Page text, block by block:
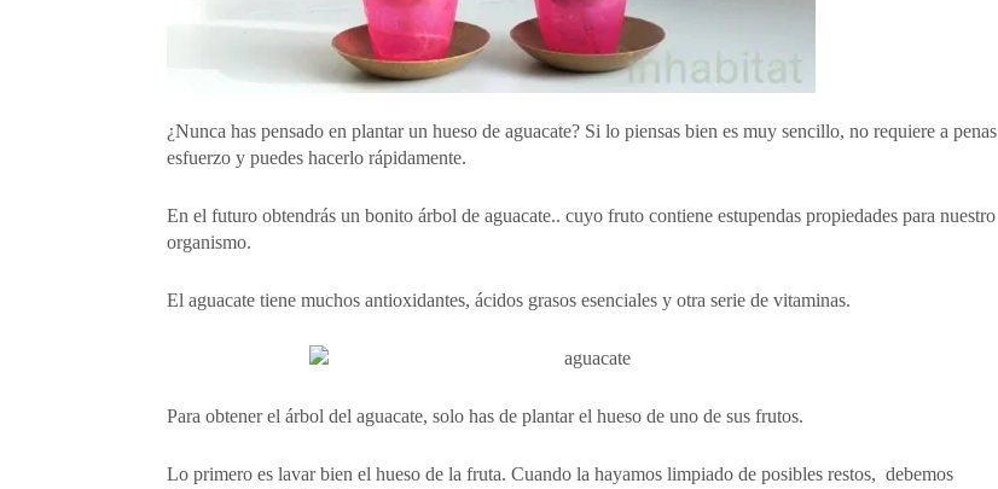
¿Nunca has pensado en plantar un hueso de aguacate? Si lo piensas bien es muy sencillo, no requiere a penas
esfuerzo y puedes hacerlo rápidamente.
En el futuro obtendrás un bonito árbol de aguacate.. cuyo fruto contiene estupendas propiedades para nuestro
organismo.
El aguacate tiene muchos antioxidantes, ácidos grasos esenciales y otra serie de vitaminas.
Para obtener el árbol del aguacate, solo has de plantar el hueso de uno de sus frutos.
Lo primero es lavar bien el hueso de la fruta. Cuando la hayamos limpiado de posibles restos, debemos